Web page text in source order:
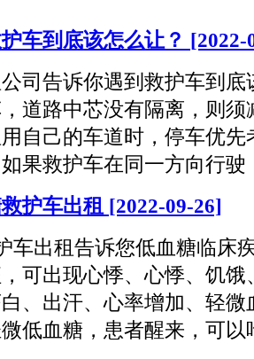
车到底该怎么让？ [2022-
司告诉你遇到救护车到底
道路中芯没有隔离，则须
自己的车道时，停车优先
果救护车在同一方向行驶
护车出租 [2022-09-26]
车出租告诉您低血糖临床
可出现心悸、心悸、饥饿
、出汗、心率增加、轻微
低血糖，患者醒来，可以